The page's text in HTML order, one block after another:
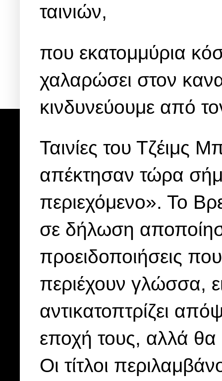
ταινιών,
που εκατομμύρια
χαλαρώσει στον
κινδυνεύουμε από
Ταινίες του Τζέιμς
απέκτησαν τώρα
περιεχόμενο». Το
σε δήλωση
προειδοποιήσεις
περιέχουν γλώσσα,
αντικατοπτρίζει
εποχή τους, αλλά
Οι τίτλοι